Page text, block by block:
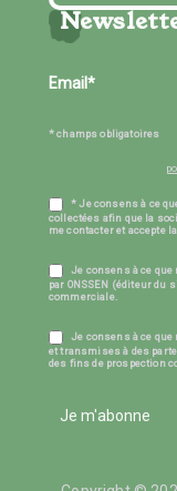
* champs obligatoires
* Je consens à ce
collectées afin que la
me contacter et accepte
Je consens à ce
par ONSSEN (éditeur du
commerciale.
Je consens à ce
et transmises à des
des fins de prospection
Je m'abonne